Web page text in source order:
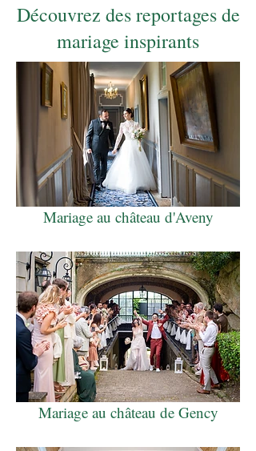
Découvrez des reportages de
mariage inspirants
Mariage au château d'Aveny
Mariage au château de Gency